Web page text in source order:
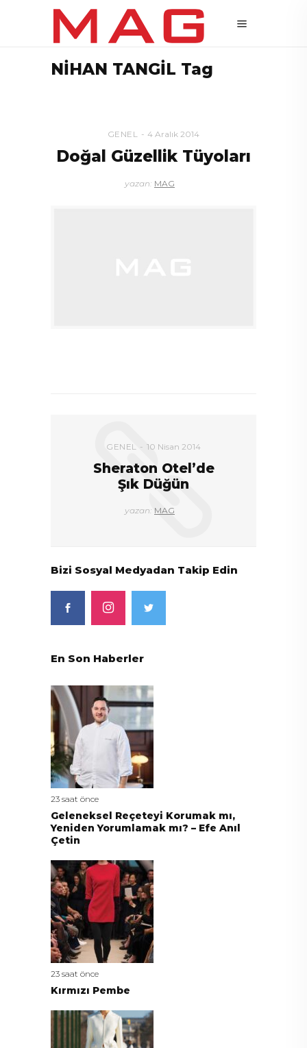
NİHAN TANGİL Tag
GENEL 4 Aralık 2014
Doğal Güzellik Tüyoları
yazan: MAG
GENEL 10 Nisan 2014
Sheraton Otel’de
Şık Düğün
yazan: MAG
Bizi Sosyal Medyadan Takip Edin
En Son Haberler
23 saat önce
Geleneksel Reçeteyi Korumak mı,
Yeniden Yorumlamak mı? – Efe Anıl
Çetin
23 saat önce
Kırmızı Pembe